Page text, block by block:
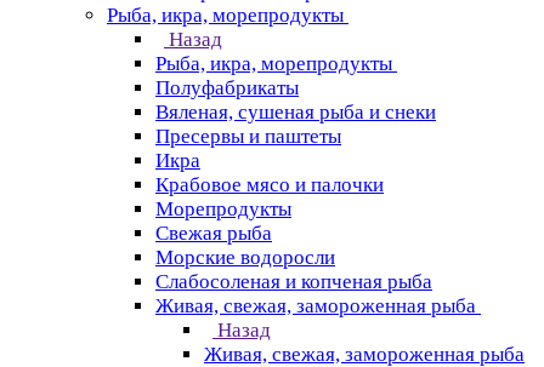
Рыба, икра, морепродукты
Назад
Рыба, икра, морепродукты
Полуфабрикаты
Вяленая, сушеная рыба и снеки
Пресервы и паштеты
Икра
Крабовое мясо и палочки
Морепродукты
Свежая рыба
Морские водоросли
Слабосоленая и копченая рыба
Живая, свежая, замороженная рыба
Назад
Живая, свежая, замороженная рыба